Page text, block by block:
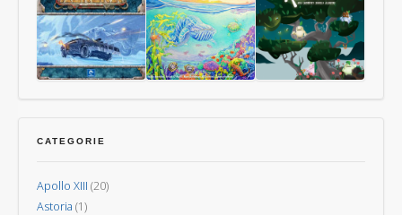
Carte
La
Guerra
dei
Mondi
L’Isola
dei
Vulcani
15
Uomini
Aurora
CATEGORIE
Apollo XIII (20)
Astoria (1)